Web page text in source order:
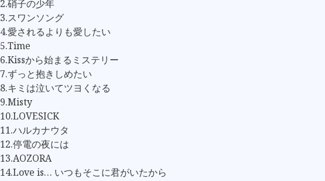
2.硝子の少年
3.スワンソング
4.愛されるよりも愛したい
5.Time
6.Kissから始まるミステリー
7.ずっと抱きしめたい
8.キミは泣いてツヨくなる
9.Misty
10.LOVESICK
11.ハルカナウタ
12.停電の夜には
13.AOZORA
14.Love is… いつもそこに君がいたから